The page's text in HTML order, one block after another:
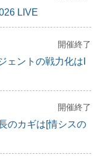
LIVE
開催終了
ェントの戦力化はI
開催終了
のカギは[情シスの